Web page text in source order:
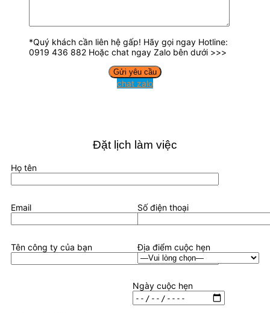
*Quý khách cần liên hệ gấp! Hãy gọi ngay Hotline:
0919 436 882 Hoặc chat ngay Zalo bên dưới >>>
chat zalo
Đặt lịch làm việc
Họ tên
Email Số điện thoại
Tên công ty của bạn Địa điểm cuộc hẹn
Ngày cuộc hẹn